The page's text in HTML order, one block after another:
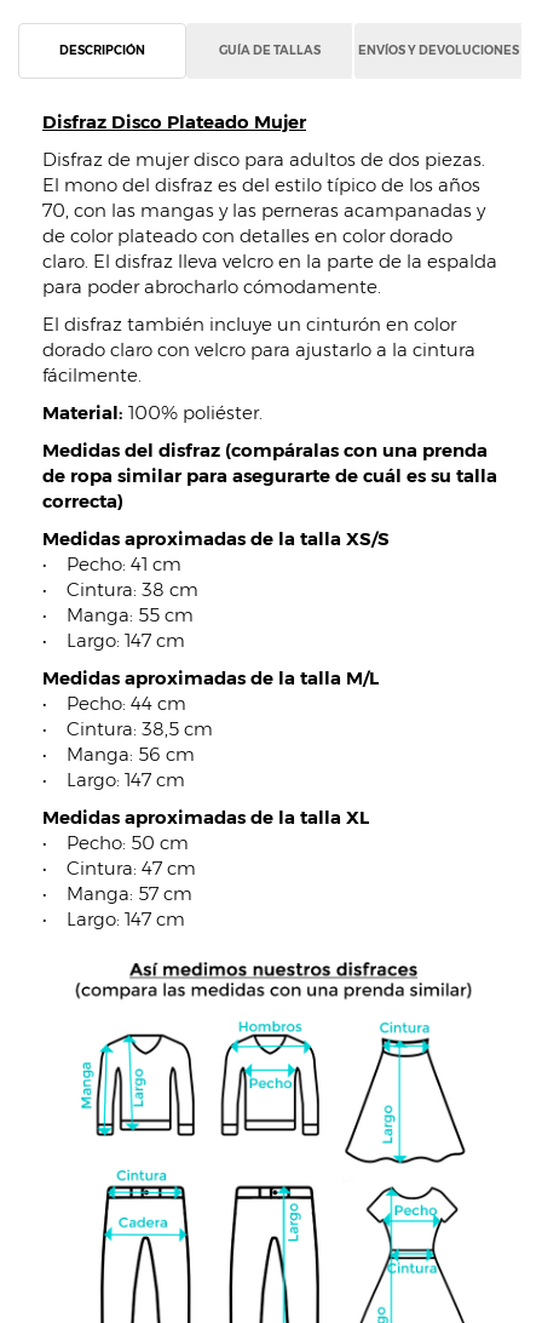
DESCRIPCIÓN GUÍA DE TALLAS ENVÍOS Y DEVOLUCIONES
Disfraz Disco Plateado Mujer
Disfraz de mujer disco para adultos de dos piezas.
El mono del disfraz es del estilo típico de los años
70, con las mangas y las perneras acampanadas y
de color plateado con detalles en color dorado
claro. El disfraz lleva velcro en la parte de la espalda
para poder abrocharlo cómodamente.
El disfraz también incluye un cinturón en color
dorado claro con velcro para ajustarlo a la cintura
fácilmente.
Material: 100% poliéster.
Medidas del disfraz (compáralas con una prenda
de ropa similar para asegurarte de cuál es su talla
correcta)
Medidas aproximadas de la talla XS/S
• Pecho: 41 cm
• Cintura: 38 cm
• Manga: 55 cm
• Largo: 147 cm
Medidas aproximadas de la talla M/L
• Pecho: 44 cm
• Cintura: 38,5 cm
• Manga: 56 cm
• Largo: 147 cm
Medidas aproximadas de la talla XL
• Pecho: 50 cm
• Cintura: 47 cm
• Manga: 57 cm
• Largo: 147 cm